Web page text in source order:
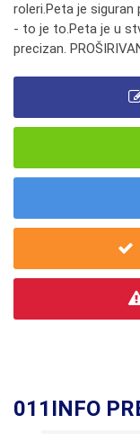
roleri.Peta je
- to je to.Peta je u
precizan.
011INFO